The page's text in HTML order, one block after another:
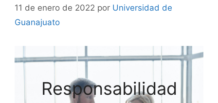
11 de enero de 2022 por Universidad de
Guanajuato
Responsabilidad